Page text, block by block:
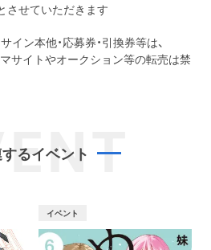
させていただきます
イン本他・応募券・引換券等は、
サイトやオークション等の転売は禁
るイベント
イベント